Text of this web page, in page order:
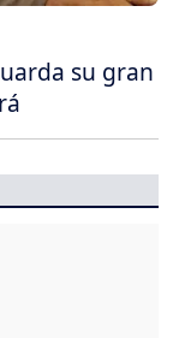
su gran